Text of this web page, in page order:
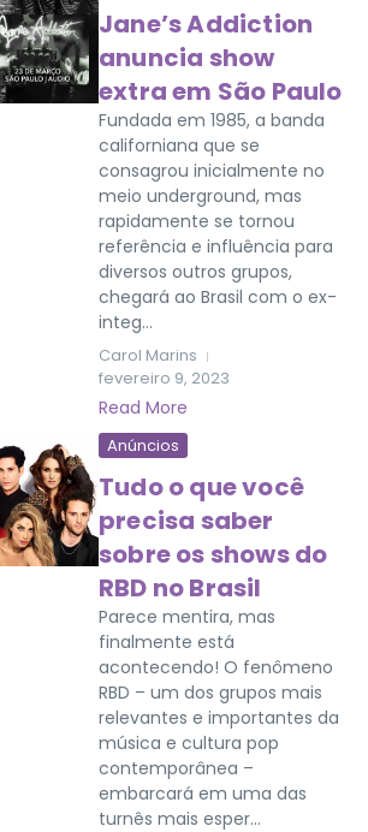
Jane’s Addiction
anuncia show
extra em São Paulo
Fundada em 1985, a banda
californiana que se
consagrou inicialmente no
meio underground, mas
rapidamente se tornou
referência e influência para
diversos outros grupos,
chegará ao Brasil com o ex-
integ...
Carol Marins
fevereiro 9, 2023
Read More
Anúncios
Tudo o que você
precisa saber
sobre os shows do
RBD no Brasil
Parece mentira, mas
finalmente está
acontecendo! O fenômeno
RBD – um dos grupos mais
relevantes e importantes da
música e cultura pop
contemporânea –
embarcará em uma das
turnês mais esper...